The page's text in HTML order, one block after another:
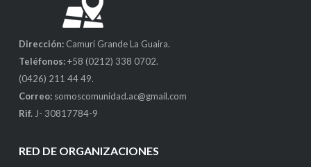
Dirección: Camurí Grande La Guaira.
Teléfonos:+58 (0212) 338 0702.
(0426) 211 44 49.
Correo: somoscomunidad.ac@gmail.com
Rif. J- 30817784-9
RED DE ORGANIZACIONES